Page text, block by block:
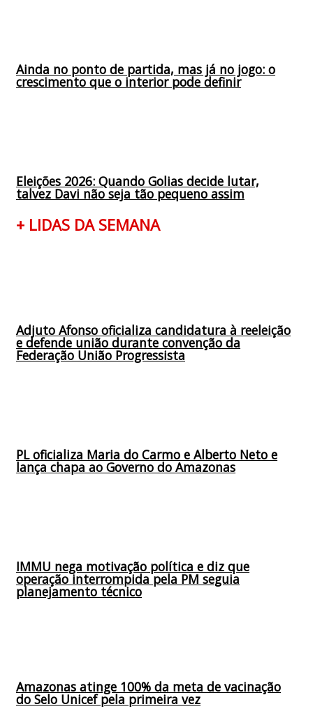
Ainda no ponto de partida, mas já no jogo: o
crescimento que o interior pode definir
Eleições 2026: Quando Golias decide lutar,
talvez Davi não seja tão pequeno assim
+ LIDAS DA SEMANA
Adjuto Afonso oficializa candidatura à reeleição
e defende união durante convenção da
Federação União Progressista
PL oficializa Maria do Carmo e Alberto Neto e
lança chapa ao Governo do Amazonas
IMMU nega motivação política e diz que
operação interrompida pela PM seguia
planejamento técnico
Amazonas atinge 100% da meta de vacinação
do Selo Unicef pela primeira vez